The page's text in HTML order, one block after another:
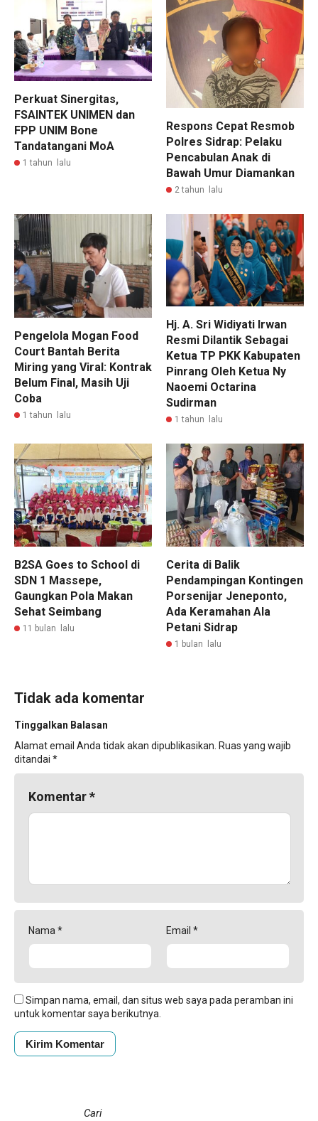
Perkuat Sinergitas,
FSAINTEK UNIMEN dan
FPP UNIM Bone
Tandatangani MoA
1 tahun lalu
Respons Cepat Resmob
Polres Sidrap: Pelaku
Pencabulan Anak di
Bawah Umur Diamankan
2 tahun lalu
Pengelola Mogan Food
Court Bantah Berita
Miring yang Viral: Kontrak
Belum Final, Masih Uji
Coba ‎
1 tahun lalu
Hj. A. Sri Widiyati Irwan
Resmi Dilantik Sebagai
Ketua TP PKK Kabupaten
Pinrang Oleh Ketua Ny
Naoemi Octarina
Sudirman
1 tahun lalu
B2SA Goes to School di
SDN 1 Massepe,
Gaungkan Pola Makan
Sehat Seimbang
11 bulan lalu
Cerita di Balik
Pendampingan Kontingen
Porsenijar Jeneponto,
Ada Keramahan Ala
Petani Sidrap
1 bulan lalu
Tidak ada komentar
Tinggalkan Balasan
Alamat email Anda tidak akan dipublikasikan. Ruas yang wajib
ditandai *
Komentar*
Nama * Email *
Simpan nama, email, dan situs web saya pada peramban ini
untuk komentar saya berikutnya.
Cari